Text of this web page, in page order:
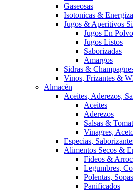
Gaseosas
Isotonicas &
Jugos & Aperitivos
Jugos En Polvo
Jugos Listos
Saborizadas
Amargos
Sidras &
Vinos, Frizantes &
Almacén
Aceites, Aderezos,
Aceites
Aderezos
Salsas &
Vinagres,
Especias,
Alimentos Secos &
Fideos &
Legumbres,
Polentas,
Panificados